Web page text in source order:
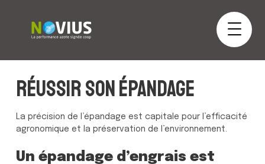
Réussir son épandage
La précision de l’épandage est capitale pour l’efficacité
agronomique et la préservation de l’environnement.
Un épandage d’engrais est